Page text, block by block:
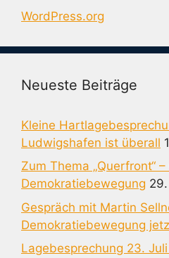
WordPress.org
Neueste Beiträge
Kleine
Ludwigshafen ist überall
Zum Thema „Querfront“
Demokratiebewegung
Gespräch mit Martin
Demokratiebewegung
Lagebesprechung 23.